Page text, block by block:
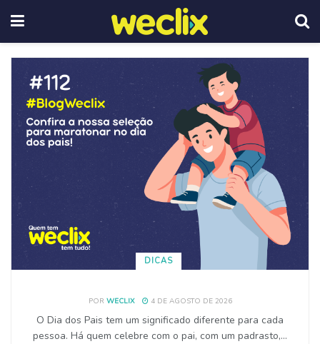
DICAS
POR WECLIX 4 DE AGOSTO DE 2026
O Dia dos Pais tem um significado diferente para cada
pessoa. Há quem celebre com o pai, com um padrasto,...